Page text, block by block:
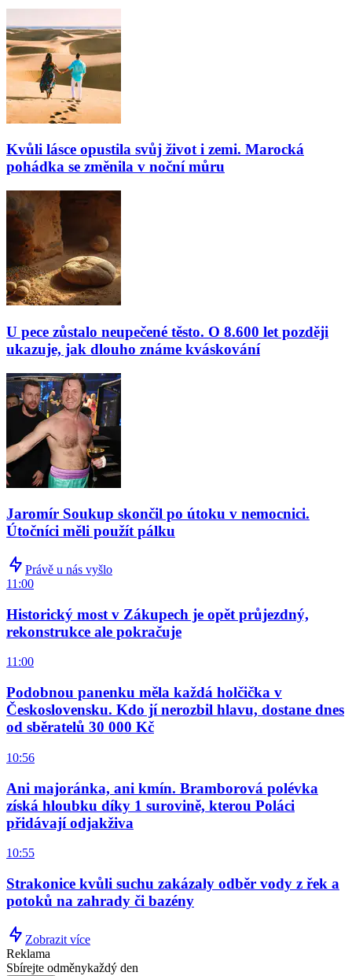
Kvůli lásce opustila svůj život i zemi. Marocká
pohádka se změnila v noční můru
U pece zůstalo neupečené těsto. O 8.600 let později
ukazuje, jak dlouho známe kváskování
Jaromír Soukup skončil po útoku v nemocnici.
Útočníci měli použít pálku
Právě u nás vyšlo
11:00
Historický most v Zákupech je opět průjezdný,
rekonstrukce ale pokračuje
11:00
Podobnou panenku měla každá holčička v
Československu. Kdo jí nerozbil hlavu, dostane dnes
od sběratelů 30 000 Kč
10:56
Ani majoránka, ani kmín. Bramborová polévka
získá hloubku díky 1 surovině, kterou Poláci
přidávají odjakživa
10:55
Strakonice kvůli suchu zakázaly odběr vody z řek a
potoků na zahrady či bazény
Zobrazit více
Reklama
Sbírejte odměnykaždý den